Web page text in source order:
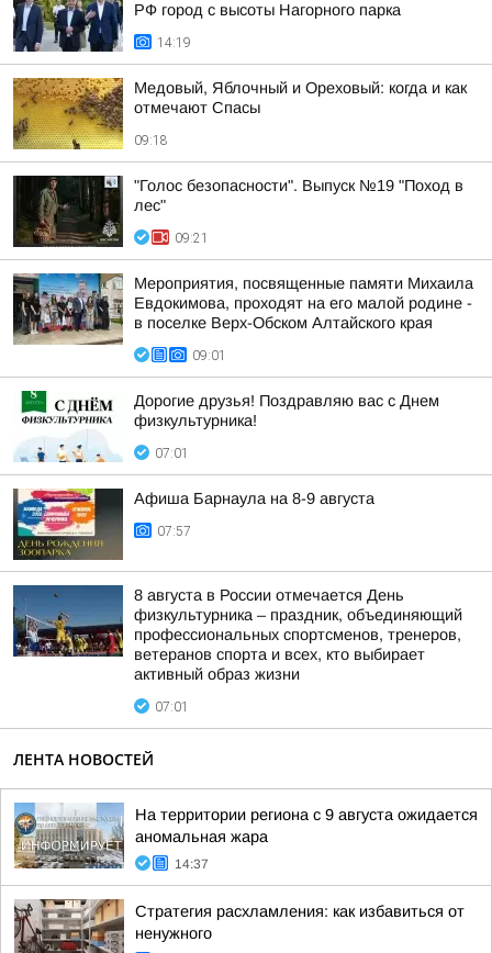
РФ город с высоты Нагорного парка
14:19
Медовый, Яблочный и Ореховый: когда и как
отмечают Спасы
09:18
"Голос безопасности". Выпуск №19 "Поход в
лес"
09:21
Мероприятия, посвященные памяти Михаила
Евдокимова, проходят на его малой родине -
в поселке Верх-Обском Алтайского края
09:01
Дорогие друзья! Поздравляю вас с Днем
физкультурника!
07:01
Афиша Барнаула на 8-9 августа
07:57
8 августа в России отмечается День
физкультурника – праздник, объединяющий
профессиональных спортсменов, тренеров,
ветеранов спорта и всех, кто выбирает
активный образ жизни
07:01
ЛЕНТА НОВОСТЕЙ
На территории региона с 9 августа ожидается
аномальная жара
14:37
Стратегия расхламления: как избавиться от
ненужного